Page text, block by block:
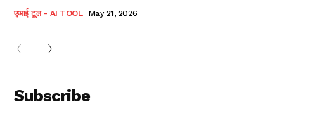
एआई टूल - AI TOOL May 21, 2026
Subscribe